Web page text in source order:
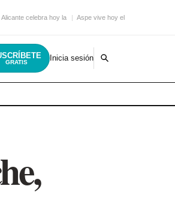
Alicante celebra hoy la Aspe vive hoy el
GRATIS Inicia sesión